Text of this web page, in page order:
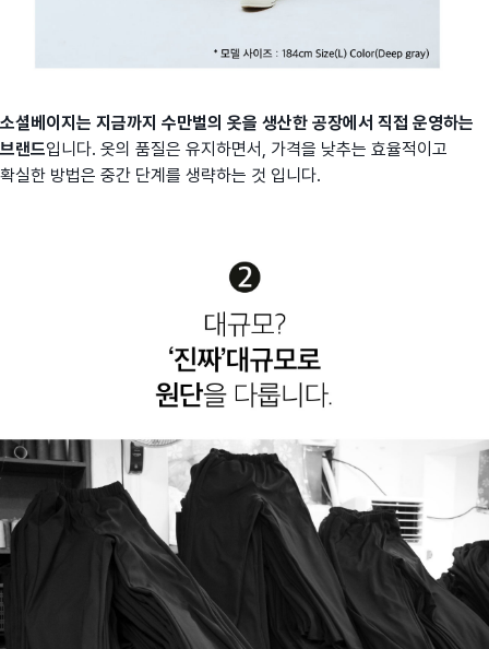
소셜베이지는 지금까지 수만벌의 옷을 생산한 공장에서 직접 운영하는
브랜드입니다. 옷의 품질은 유지하면서, 가격을 낮추는 효율적이고
확실한 방법은 중간 단계를 생략하는 것 입니다.